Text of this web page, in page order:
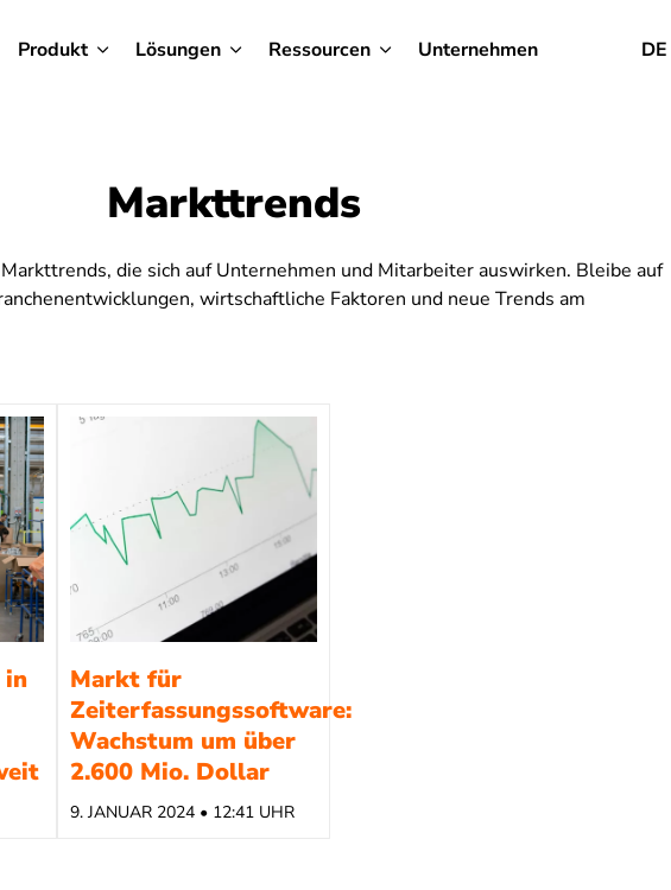
Produkt Lösungen Ressourcen Unternehmen DE
Markttrends
die sich auf Unternehmen und Mitarbeiter auswirken. Bleibe auf
wirtschaftliche Faktoren und neue Trends am
in
Markt für
Zeiterfassungssoftware:
Wachstum um über
2.600 Mio. Dollar
9. JANUAR 2024 • 12:41 UHR